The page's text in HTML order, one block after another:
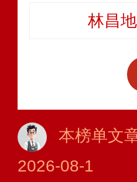
林昌
本榜单文
2026-08-1